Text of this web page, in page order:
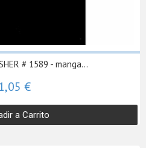
# 1589 - manga...
€
a Carrito